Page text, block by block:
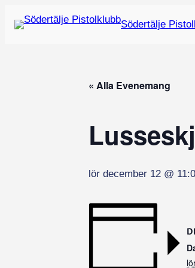
Södertälje
« Alla Evenemang
lör december 12 @